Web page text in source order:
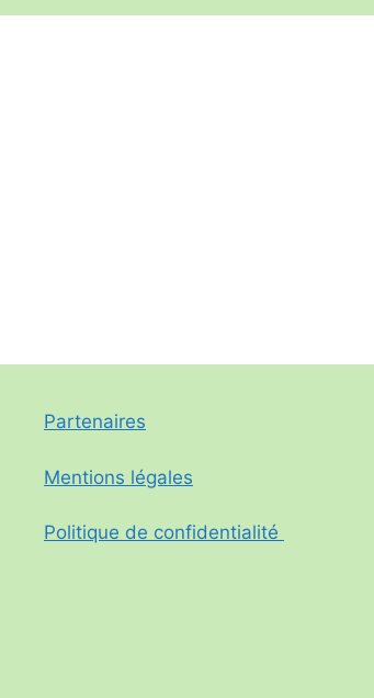
Partenaires
Mentions légales
Politique de confidentialité